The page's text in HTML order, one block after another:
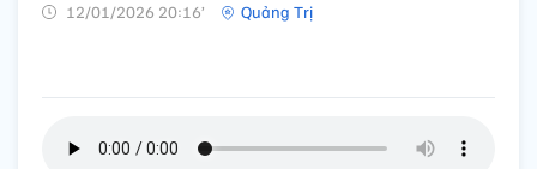
12/01/2026 20:16’ Quảng Trị